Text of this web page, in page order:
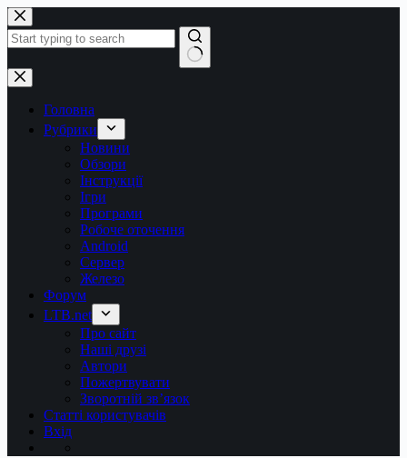
Перейти
до
вмісту
Немає
результатів
Головна
Рубрики
Новини
Обзори
Інструкції
Ігри
Програми
Робоче оточення
Android
Сервер
Железо
Форум
LTB.net
Про сайт
Наші друзі
Автори
Пожертвувати
Зворотній зв’язок
Статті користувачів
Вхід